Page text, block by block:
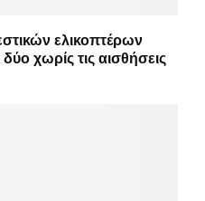
ελικοπτέρων
χωρίς τις αισθήσεις